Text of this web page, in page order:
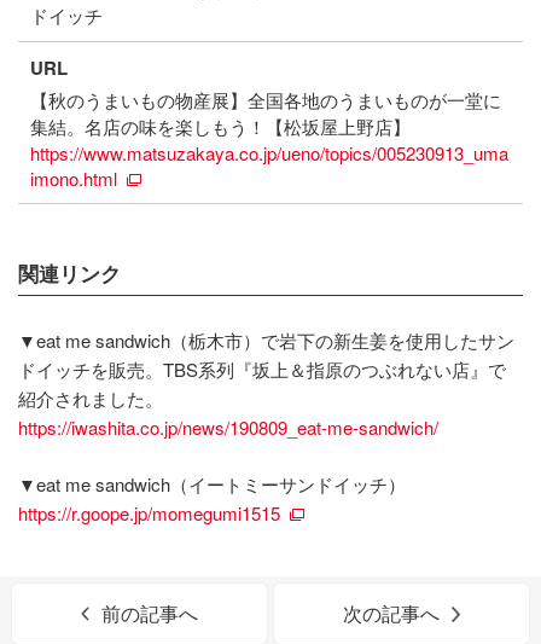
ドイッチ
URL
【秋のうまいもの物産展】全国各地のうまいものが一堂に
集結。名店の味を楽しもう！【松坂屋上野店】
https://www.matsuzakaya.co.jp/ueno/topics/005230913_uma
imono.html
関連リンク
▼eat me sandwich（栃木市）で岩下の新生姜を使用したサン
ドイッチを販売。TBS系列『坂上＆指原のつぶれない店』で
紹介されました。
https://iwashita.co.jp/news/190809_eat-me-sandwich/
▼eat me sandwich（イートミーサンドイッチ）
https://r.goope.jp/momegumi1515
前の記事へ 次の記事へ